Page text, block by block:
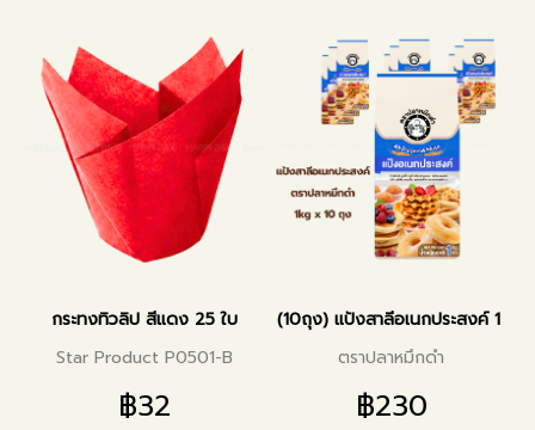
กระทงทิวลิป สีแดง 25 ใบ
Star Product P0501-B
฿32
(10ถุง) แป้งสาลีอเนกประสงค์ 1 กิโ
ตราปลาหมึกดำ
฿230